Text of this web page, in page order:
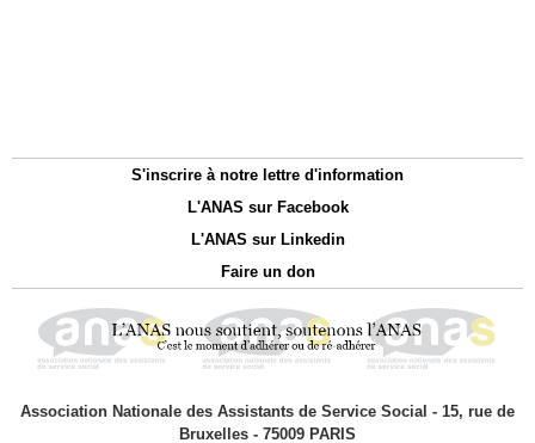
S'inscrire à notre lettre d'information
L'ANAS sur Facebook
L'ANAS sur Linkedin
Faire un don
Association Nationale des Assistants de Service Social - 15, rue de
Bruxelles - 75009 PARIS